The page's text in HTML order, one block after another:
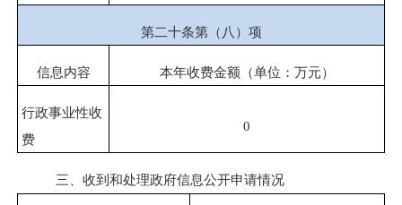
第二十条第（八）项
信息内容 本年收费金额（单位：万元）
行政事业性收
费
0
三、收到和处理政府信息公开申请情况